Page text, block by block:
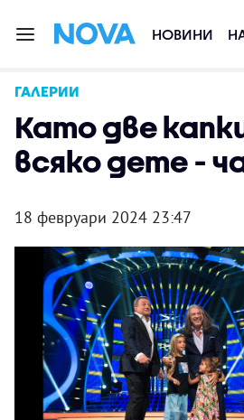
НОВИНИ
ГАЛЕРИИ
Като две
всяко дете -
18 февруари 2024 23:47